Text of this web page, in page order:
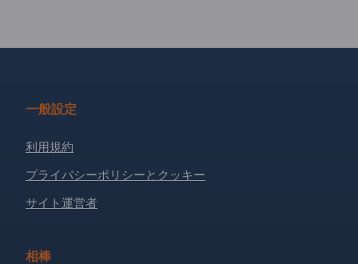
一般設定
利用規約
プライバシーポリシーとクッキー
サイト運営者
相棒